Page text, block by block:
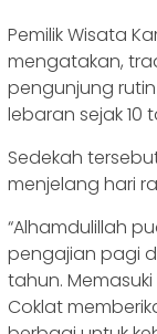
Pemilik Wisata
mengatakan,
pengunjung
lebaran sejak 10
Sedekah
menjelang hari
“Alhamdulillah
pengajian pagi
tahun.
Coklat